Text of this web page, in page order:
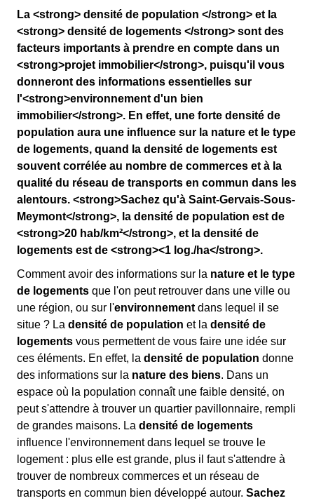
La <strong> densité de population </strong> et la
<strong> densité de logements </strong> sont des
facteurs importants à prendre en compte dans un
<strong>projet immobilier</strong>, puisqu'il vous
donneront des informations essentielles sur
l'<strong>environnement d'un bien
immobilier</strong>. En effet, une forte densité de
population aura une influence sur la nature et le type
de logements, quand la densité de logements est
souvent corrélée au nombre de commerces et à la
qualité du réseau de transports en commun dans les
alentours. <strong>Sachez qu'à Saint-Gervais-Sous-
Meymont</strong>, la densité de population est de
<strong>20 hab/km²</strong>, et la densité de
logements est de <strong><1 log./ha</strong>.
Comment avoir des informations sur la nature et le type
de logements que l'on peut retrouver dans une ville ou
une région, ou sur l'environnement dans lequel il se
situe ? La densité de population et la densité de
logements vous permettent de vous faire une idée sur
ces éléments. En effet, la densité de population donne
des informations sur la nature des biens. Dans un
espace où la population connaît une faible densité, on
peut s'attendre à trouver un quartier pavillonnaire, rempli
de grandes maisons. La densité de logements
influence l'environnement dans lequel se trouve le
logement : plus elle est grande, plus il faut s'attendre à
trouver de nombreux commerces et un réseau de
transports en commun bien développé autour. Sachez